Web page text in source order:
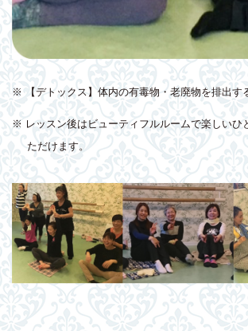
※ 【デトックス】体内の有毒物・老廃物を排出す
※ レッスン後はビューティフルルームで楽しいひ
ただけます。